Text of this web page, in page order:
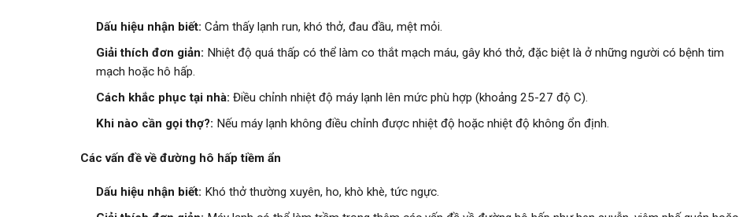
Dấu hiệu nhận biết: Cảm thấy lạnh run, khó thở, đau đầu, mệt mỏi.
Giải thích đơn giản: Nhiệt độ quá thấp có thể làm co thắt mạch máu, gây khó thở, đặc biệt là ở những người có bệnh tim
mạch hoặc hô hấp.
Cách khắc phục tại nhà: Điều chỉnh nhiệt độ máy lạnh lên mức phù hợp (khoảng 25-27 độ C).
Khi nào cần gọi thợ?: Nếu máy lạnh không điều chỉnh được nhiệt độ hoặc nhiệt độ không ổn định.
Các vấn đề về đường hô hấp tiềm ẩn
Dấu hiệu nhận biết: Khó thở thường xuyên, ho, khò khè, tức ngực.